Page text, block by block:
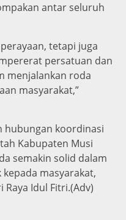
antar seluruh
tetapi juga
persatuan dan
menjalankan roda
masyarakat,”
hubungan koordinasi
Kabupaten Musi
semakin solid dalam
masyarakat,
Idul Fitri.(Adv)